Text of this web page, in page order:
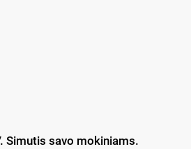
Simutis savo mokiniams.